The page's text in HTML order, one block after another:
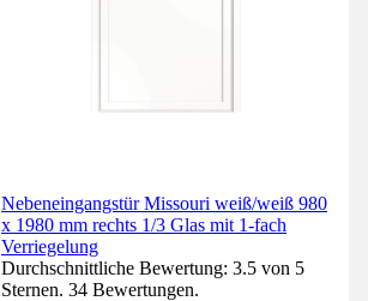
Nebeneingangstür Missouri weiß/weiß 980
x 1980 mm rechts 1/3 Glas mit 1-fach
Verriegelung
Durchschnittliche Bewertung: 3.5 von 5
Sternen. 34 Bewertungen.